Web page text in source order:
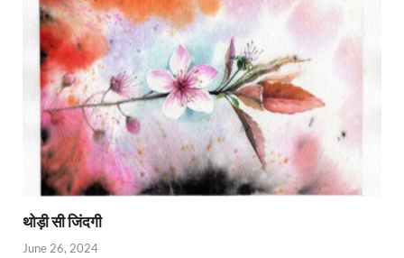
थोड़ी सी जिंदगी
June 26, 2024